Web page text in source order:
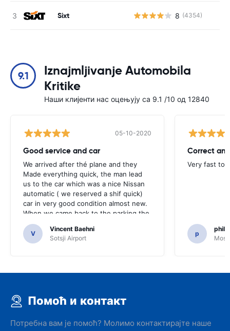
Sixt 8 (4354)
9.1
Iznajmljivanje Automobila
Kritike
Наши клијенти нас оцењују са 9.1 /10 од 12840
05-10-2020
Good service and car
We arrived after thé plane and they
Made everything quick, the man lead
us to the car which was a nice Nissan
automatic ( we reserved a shif quick)
car in very good condition almost new.
When we came back to the parking the
same man came in 5 minutes and after
a quick check we left. Very friendly and
nice. We can only recommand this
V
Vincent Baehni
Sotsji Airport
Correct
Very fast to
p
Помоћ и контакт
Потребна вам је помоћ? Молимо контактирајте наше